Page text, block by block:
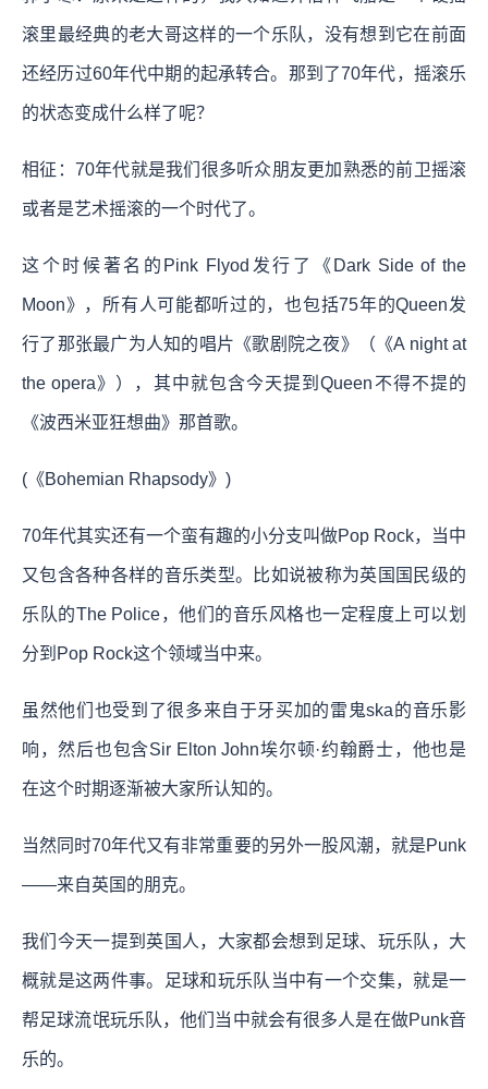
滚里最经典的老大哥这样的一个乐队，没有想到它在前面
还经历过60年代中期的起承转合。那到了70年代，摇滚乐
的状态变成什么样了呢？
相征：70年代就是我们很多听众朋友更加熟悉的前卫摇滚
或者是艺术摇滚的一个时代了。
这个时候著名的Pink Flyod发行了《Dark Side of the
Moon》，所有人可能都听过的，也包括75年的Queen发
行了那张最广为人知的唱片《歌剧院之夜》（《A night at
the opera》），其中就包含今天提到Queen不得不提的
《波西米亚狂想曲》那首歌。
(《Bohemian Rhapsody》)
70年代其实还有一个蛮有趣的小分支叫做Pop Rock，当中
又包含各种各样的音乐类型。比如说被称为英国国民级的
乐队的The Police，他们的音乐风格也一定程度上可以划
分到Pop Rock这个领域当中来。
虽然他们也受到了很多来自于牙买加的雷鬼ska的音乐影
响，然后也包含Sir Elton John埃尔顿·约翰爵士，他也是
在这个时期逐渐被大家所认知的。
当然同时70年代又有非常重要的另外一股风潮，就是Punk
——来自英国的朋克。
我们今天一提到英国人，大家都会想到足球、玩乐队，大
概就是这两件事。足球和玩乐队当中有一个交集，就是一
帮足球流氓玩乐队，他们当中就会有很多人是在做Punk音
乐的。